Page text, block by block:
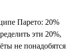
Парето: 20%
эти 20%,
не понадобятся